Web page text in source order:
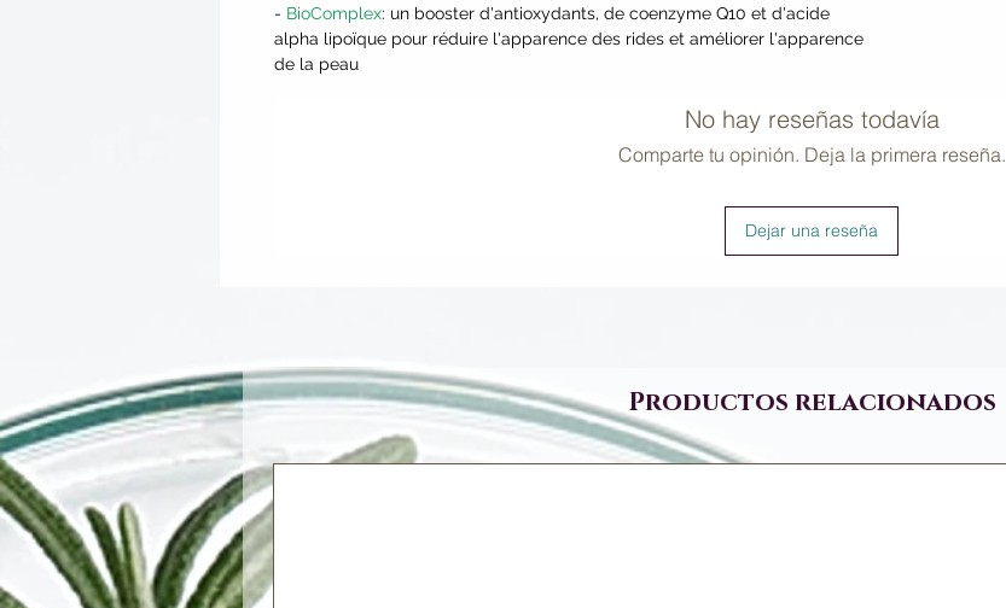
- BioComplex: un booster d'antioxydants, de coenzyme Q10 et d'acide
alpha lipoïque pour réduire l'apparence des rides et améliorer l'apparence
de la peau
No hay reseñas todavía
Comparte tu opinión. Deja la primera reseña.
Dejar una reseña
Productos relacionados